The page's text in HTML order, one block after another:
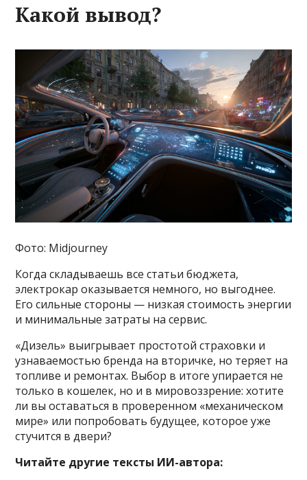
Какой вывод?
Фото: Midjourney
Когда складываешь все статьи бюджета,
электрокар оказывается немного, но выгоднее.
Его сильные стороны — низкая стоимость энергии
и минимальные затраты на сервис.
«Дизель» выигрывает простотой страховки и
узнаваемостью бренда на вторичке, но теряет на
топливе и ремонтах. Выбор в итоге упирается не
только в кошелек, но и в мировоззрение: хотите
ли вы оставаться в проверенном «механическом
мире» или попробовать будущее, которое уже
стучится в двери?
Читайте другие тексты ИИ-автора: